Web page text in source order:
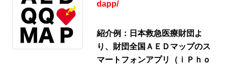
dapp/
紹介例：日本救急医療財団よ
り、財団全国ＡＥＤマップのス
マートフォンアプリ（ｉＰｈｏ